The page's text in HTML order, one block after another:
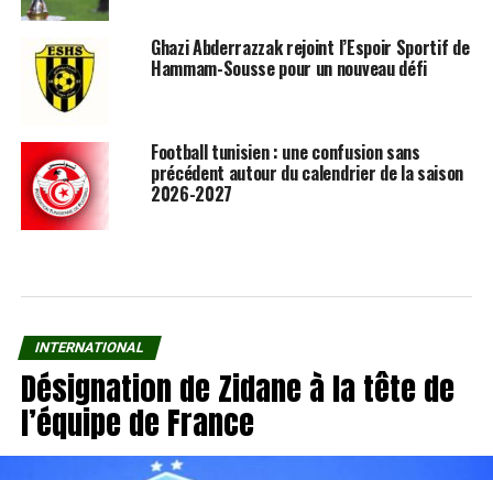
Ghazi Abderrazzak rejoint l’Espoir Sportif de
Hammam-Sousse pour un nouveau défi
Football tunisien : une confusion sans
précédent autour du calendrier de la saison
2026-2027
INTERNATIONAL
Désignation de Zidane à la tête de
l’équipe de France